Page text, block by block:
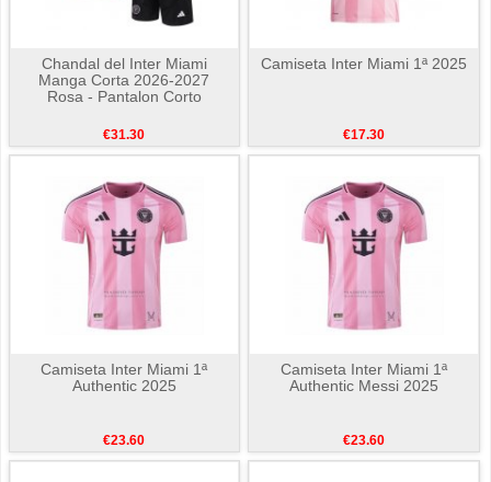
Chandal del Inter Miami
Manga Corta 2026-2027
Rosa - Pantalon Corto
€31.30
Camiseta Inter Miami 1ª 2025
€17.30
Camiseta Inter Miami 1ª
Authentic 2025
€23.60
Camiseta Inter Miami 1ª
Authentic Messi 2025
€23.60